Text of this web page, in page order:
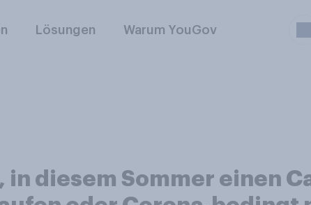
Lösungen Warum YouGov
in diesem Sommer einen